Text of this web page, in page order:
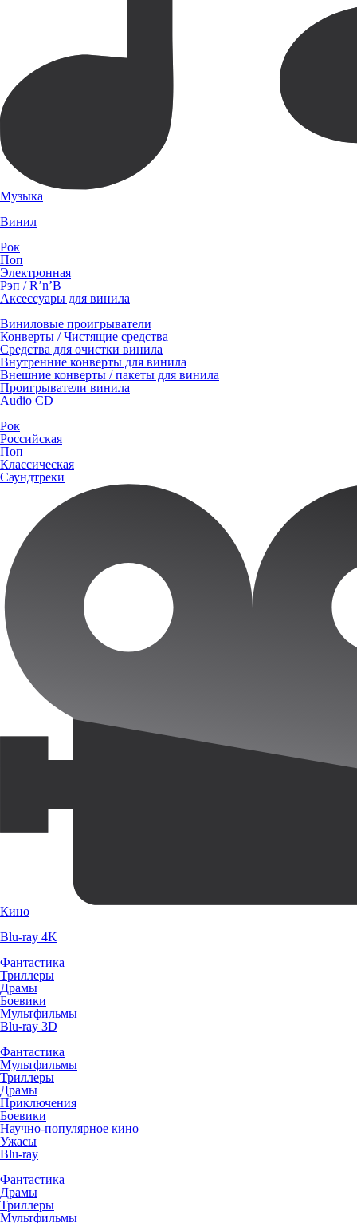
Музыка
Винил
Рок
Поп
Электронная
Рэп / R’n’B
Аксессуары для винила
Виниловые проигрыватели
Конверты / Чистящие средства
Средства для очистки винила
Внутренние конверты для винила
Внешние конверты / пакеты для винила
Проигрыватели винила
Audio CD
Рок
Российская
Поп
Классическая
Саундтреки
Кино
Blu-ray 4K
Фантастика
Триллеры
Драмы
Боевики
Мультфильмы
Blu-ray 3D
Фантастика
Мультфильмы
Триллеры
Драмы
Приключения
Боевики
Научно-популярное кино
Ужасы
Blu-ray
Фантастика
Драмы
Триллеры
Мультфильмы